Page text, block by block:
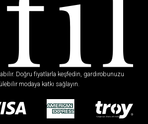
Doğru fiyatlarla keşfedin, gardırobunuzu
modaya katkı sağlayın.